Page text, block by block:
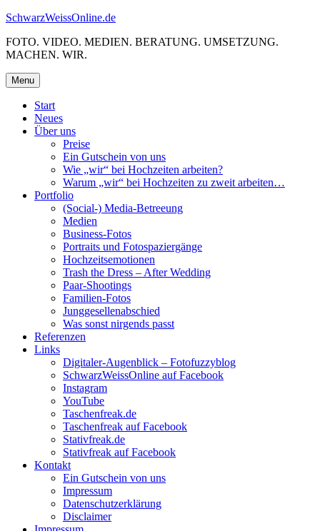
Skip
content
SchwarzWeissOnline.de
FOTO. VIDEO. MEDIEN. BERATUNG. UMSETZUNG.
MACHEN. WIR.
Menu
Start
Neues
Über uns
Preise
Ein Gutschein von uns
Wie „wir“ bei Hochzeiten arbeiten?
Warum „wir“ bei Hochzeiten zu zweit arbeiten…
Portfolio
(Social-) Media-Betreeung
Medien
Business-Fotos
Portraits und Fotospaziergänge
Hochzeitsemotionen
Trash the Dress – After Wedding
Paar-Shootings
Familien-Fotos
Junggesellenabschied
Was sonst nirgends passt
Referenzen
Links
Digitaler-Augenblick – Fotofuzzyblog
SchwarzWeissOnline auf Facebook
Instagram
YouTube
Taschenfreak.de
Taschenfreak auf Facebook
Stativfreak.de
Stativfreak auf Facebook
Kontakt
Ein Gutschein von uns
Impressum
Datenschutzerklärung
Disclaimer